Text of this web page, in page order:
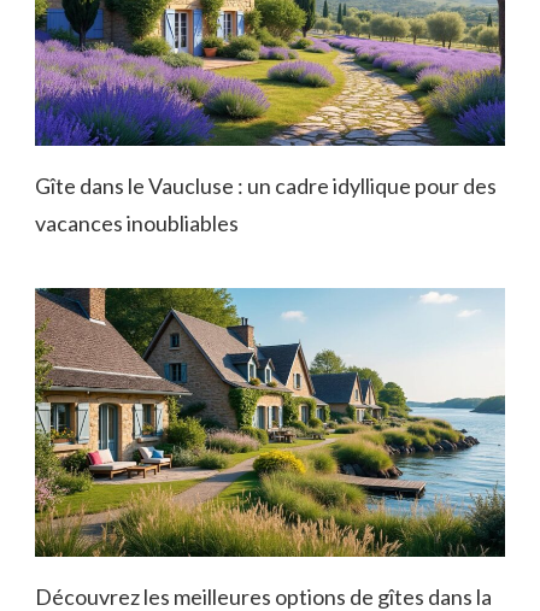
Gîte dans le Vaucluse : un cadre idyllique pour des
vacances inoubliables
Découvrez les meilleures options de gîtes dans la